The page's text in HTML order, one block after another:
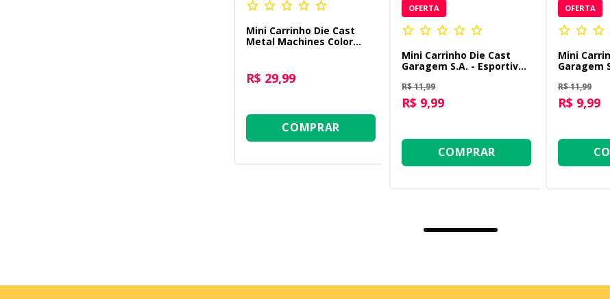
Mini Carrinho Die Cast
Metal Machines Color
R$ 29,99
COMPRAR
OFERTA
Mini Carrinho Die Cast
Garagem S.A. - Esportivo
R$ 11,99
R$ 9,99
COMPRAR
OFERTA
Mini
Garagem
R$ 11,99
R$ 9,99